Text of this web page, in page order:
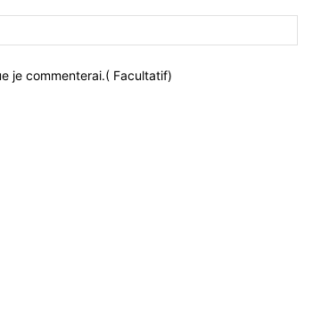
je commenterai.( Facultatif)